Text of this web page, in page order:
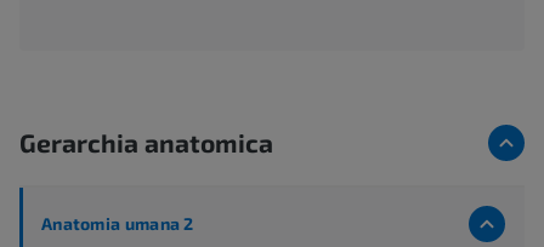
Gerarchia anatomica
Anatomia umana 2